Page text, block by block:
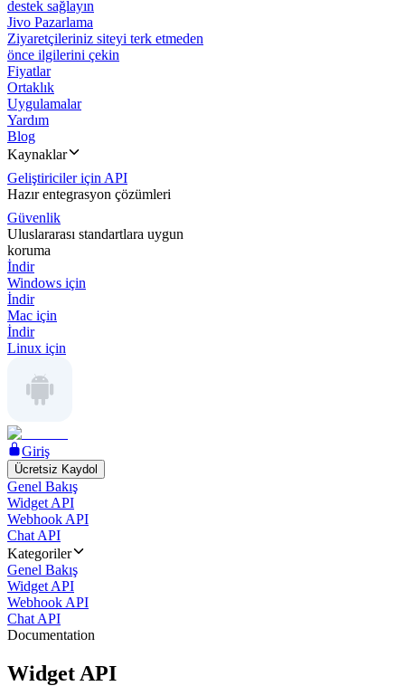
destek sağlayın
Jivo Pazarlama
Ziyaretçileriniz siteyi terk etmeden
önce ilgilerini çekin
Fiyatlar
Ortaklık
Uygulamalar
Yardım
Blog
Kaynaklar
Geliştiriciler için API
Hazır entegrasyon çözümleri
Güvenlik
Uluslararası standartlara uygun
koruma
İndir
Windows için
İndir
Mac için
İndir
Linux için
Giriş
Ücretsiz Kaydol
Genel Bakış
Widget API
Webhook API
Chat API
Kategoriler
Genel Bakış
Widget API
Webhook API
Chat API
Documentation
Widget API